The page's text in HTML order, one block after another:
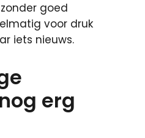
goed
voor druk
iets nieuws.
erg
Blog
Schade